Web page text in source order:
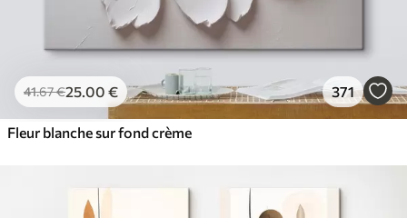
41.67€25.00 € 371
Fleur blanche sur fond crème